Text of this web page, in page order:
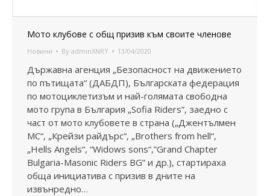
Мото клубове с общ призив към своите членове
Новини By adminXNRY 13/04/2020
Държавна агенция „Безопасност на движението
по пътищата“ (ДАБДП), Българската федерация
по мотоциклетизъм и най-голямата свободна
мото група в България „Sofia Riders”, заедно с
част от мото клубовете в страна („Джентълмен
МС“, „Крейзи райдърс“, „Brothers from hell“,
„Hells Angels“, “Widows sons“,”Grand Chapter
Bulgaria-Masonic Riders BG” и др.), стартираха
обща инициатива с призив в дните на
извънредно…